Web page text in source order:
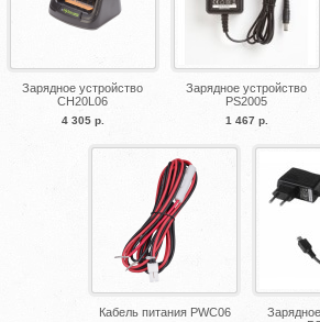
Зарядное устройство
CH20L06
4 305 р.
Зарядное устройство
PS2005
1 467 р.
Кабель питания PWC06